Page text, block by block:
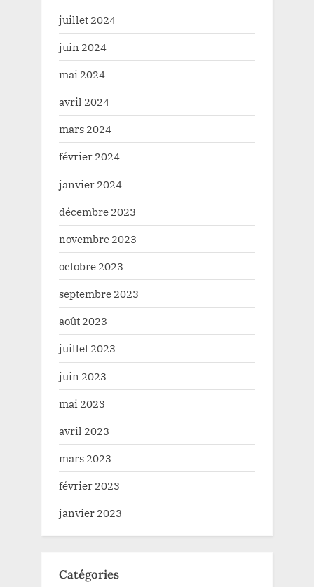
juillet 2024
juin 2024
mai 2024
avril 2024
mars 2024
février 2024
janvier 2024
décembre 2023
novembre 2023
octobre 2023
septembre 2023
août 2023
juillet 2023
juin 2023
mai 2023
avril 2023
mars 2023
février 2023
janvier 2023
Catégories